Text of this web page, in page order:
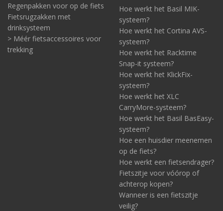
Regenpakken voor op de fiets
Fietsrugzakken met
drinksysteem
> Méér fietsaccessoires voor
trekking
Hoe werkt het Basil MIK-
systeem?
Hoe werkt het Cortina AVS-
systeem?
Hoe werkt het Racktime
Snap-it systeem?
Hoe werkt het KlickFix-
systeem?
Hoe werkt het XLC
CarryMore-systeem?
Hoe werkt het Basil BasEasy-
systeem?
Hoe een huisdier meenemen
op de fiets?
Hoe werkt een fietsendrager?
Fietszitje voor vóórop of
achterop kopen?
Wanneer is een fietszitje
veilig?